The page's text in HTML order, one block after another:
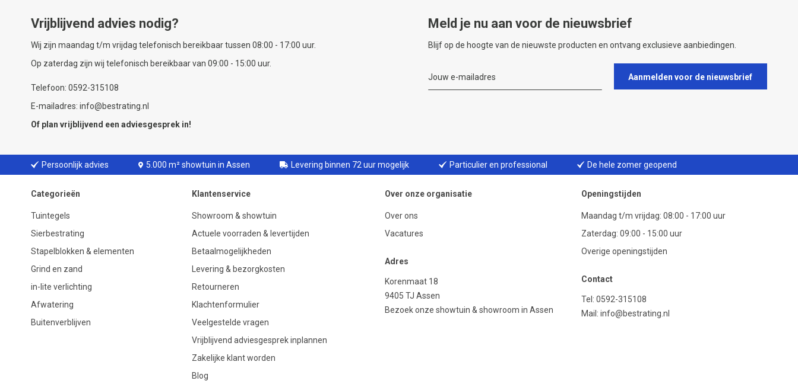
Vrijblijvend advies nodig?
Wij zijn maandag t/m vrijdag telefonisch bereikbaar tussen 08:00 - 17:00 uur.
Op zaterdag zijn wij telefonisch bereikbaar van 09:00 - 15:00 uur.
Telefoon: 0592-315108
E-mailadres: info@bestrating.nl
Of plan vrijblijvend een adviesgesprek in!
Meld je nu aan voor de nieuwsbrief
Blijf op de hoogte van de nieuwste producten en ontvang exclusieve aanbiedingen.
Aanmelden voor de nieuwsbrief
Persoonlijk advies 5.000 m² showtuin in Assen Levering binnen 72 uur mogelijk Particulier en professional De hele zomer geopend
Categorieën
Tuintegels
Sierbestrating
Stapelblokken & elementen
Grind en zand
in-lite verlichting
Afwatering
Buitenverblijven
Klantenservice
Showroom & showtuin
Actuele voorraden & levertijden
Betaalmogelijkheden
Levering & bezorgkosten
Retourneren
Klachtenformulier
Veelgestelde vragen
Vrijblijvend adviesgesprek inplannen
Zakelijke klant worden
Blog
Over onze organisatie
Over ons
Vacatures
Adres
Korenmaat 18
9405 TJ Assen
Bezoek onze showtuin & showroom in Assen
Openingstijden
Maandag t/m vrijdag: 08:00 - 17:00 uur
Zaterdag: 09:00 - 15:00 uur
Overige openingstijden
Contact
Tel: 0592-315108
Mail: info@bestrating.nl